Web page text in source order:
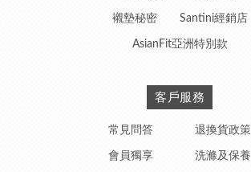
襯墊秘密 Santini經銷店
AsianFit亞洲特別款
客戶服務
常見問答 退換貨政策
會員獨享 洗滌及保養